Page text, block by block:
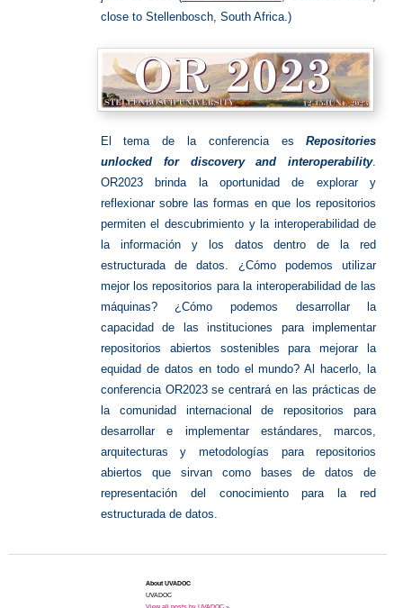
close to Stellenbosch, South Africa.)
El tema de la conferencia esRepositories
unlocked for discovery and interoperability.
OR2023 brinda la oportunidad de explorar y
reflexionar sobre las formas en que los repositorios
permiten el descubrimiento y la interoperabilidad de
la información y los datos dentro de la red
estructurada de datos.
¿Cómo podemos utilizar
mejor los repositorios para la interoperabilidad de las
máquinas?
¿Cómo podemos desarrollar la
capacidad de las instituciones para implementar
repositorios abiertos sostenibles para mejorar la
equidad de datos en todo el mundo? Al hacerlo, la
conferencia OR2023 se centrará en las prácticas de
la comunidad internacional de repositorios para
desarrollar e implementar estándares, marcos,
arquitecturas y metodologías para repositorios
abiertos que sirvan como bases de datos de
representación del conocimiento para la red
estructurada de datos.
About UVADOC
UVADOC